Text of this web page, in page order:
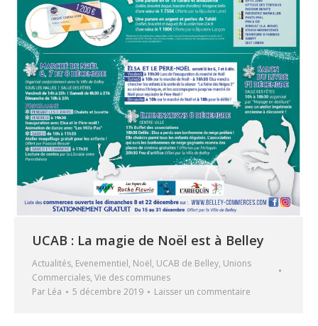
UCAB : La magie de Noël est à Belley
Actualités, Evenementiel, Noël, UCAB de Belley, Unions
Commerciales, Vie des communes
Par Léa 5 décembre 2019 Laisser un commentaire